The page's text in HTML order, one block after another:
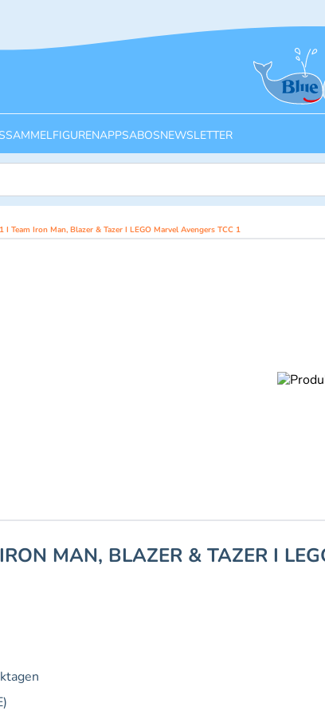
Startseite
SAMMELFIGURENAPPSABOSNEWSLETTER
I Team Iron Man, Blazer & Tazer I LEGO Marvel Avengers TCC 1
MAN, BLAZER & TAZER I